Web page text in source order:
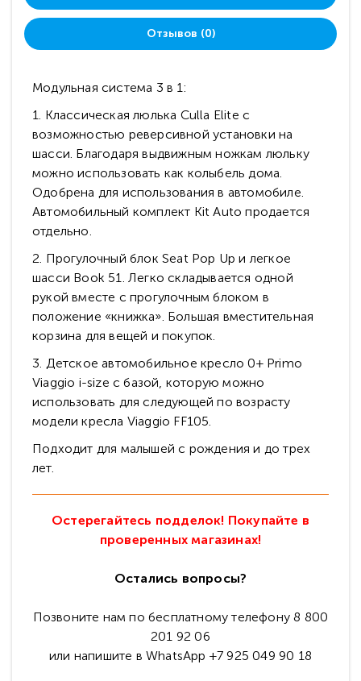
Отзывов (0)
Модульная система 3 в 1:
1. Классическая люлька Culla Elite с
возможностью реверсивной установки на
шасси. Благодаря выдвижным ножкам люльку
можно использовать как колыбель дома.
Одобрена для использования в автомобиле.
Автомобильный комплект Kit Auto продается
отдельно.
2. Прогулочный блок Seat Pop Up и легкое
шасси Book 51. Легко складывается одной
рукой вместе с прогулочным блоком в
положение «книжка». Большая вместительная
корзина для вещей и покупок.
3. Детское автомобильное кресло 0+ Primo
Viaggio i-size с базой, которую можно
использовать для следующей по возрасту
модели кресла Viaggio FF105.
Подходит для малышей с рождения и до трех
лет.
Остерегайтесь подделок! Покупайте в
проверенных магазинах!
Остались вопросы?
Позвоните нам по бесплатному телефону 8 800
201 92 06
или напишите в WhatsApp +7 925 049 90 18